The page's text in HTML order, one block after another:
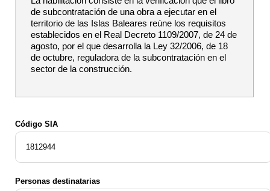
de subcontratación de una obra a ejecutar en el
territorio de las Islas Baleares reúne los requisitos
establecidos en el Real Decreto 1109/2007, de 24 de
agosto, por el que desarrolla la Ley 32/2006, de 18
de octubre, reguladora de la subcontratación en el
sector de la construcción.
Código SIA
1812944
Personas destinatarias